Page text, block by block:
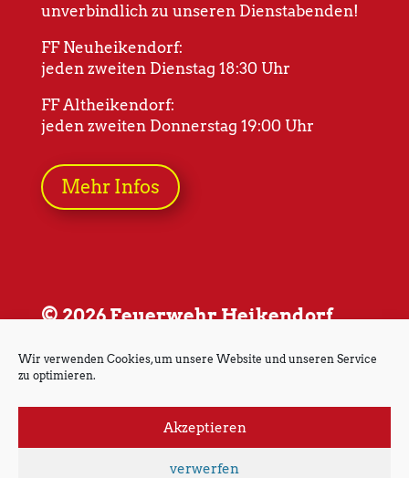
Wir verwenden Cookies, um unsere Website und unseren Service
zu optimieren.
Akzeptieren
verwerfen
unverbindlich zu unseren Dienstabenden!
FF Neuheikendorf:
jeden zweiten Dienstag 18:30 Uhr
FF Altheikendorf:
jeden zweiten Donnerstag 19:00 Uhr
Mehr Infos
© 2026 Feuerwehr Heikendorf
Impressum Datenschutz